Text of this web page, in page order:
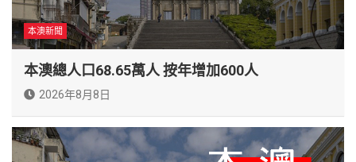
本澳新聞
本澳總人口68.65萬人 按年增加600人
2026年8月8日